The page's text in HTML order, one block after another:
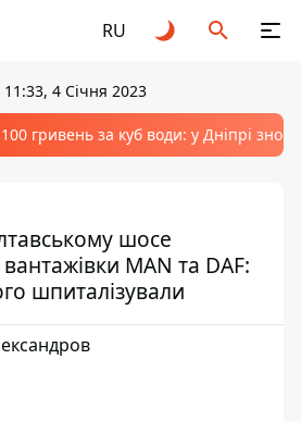
RU
11:33, 4 Січня 2023
гривень за куб води: у Дніпрі
шосе
MAN та DAF:
шпиталізували